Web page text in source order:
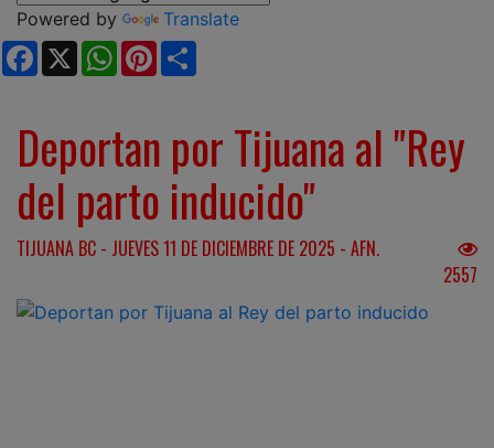
Powered by
Translate
Facebook
X WhatsApp
Pinterest
Deportan por Tijuana al "Rey
del parto inducido"
TIJUANA BC - JUEVES 11 DE DICIEMBRE DE 2025 - AFN.
2557